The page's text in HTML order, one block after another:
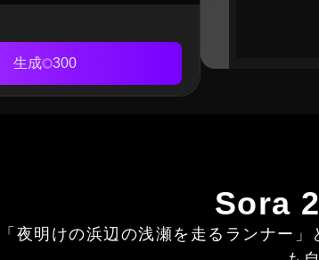
生成 300
Sora
夜明けの浜辺の浅瀬を走るランナー